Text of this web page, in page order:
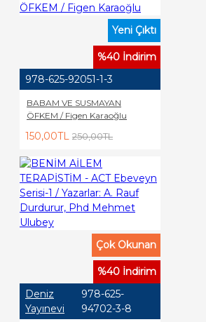
Yeni Çıktı
%40 İndirim
978-625-92051-1-3
BABAM VE SUSMAYAN
ÖFKEM / Figen Karaoğlu
150,00TL 250,00TL
Çok Okunan
%40 İndirim
Deniz
Yayınevi
978-625-
94702-3-8